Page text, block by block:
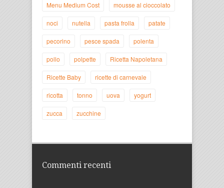
Menu Medium Cost mousse al cioccolato
noci nutella pasta frolla patate
pecorino pesce spada polenta
pollo polpette Ricetta Napoletana
Ricette Baby ricette di carnevale
ricotta tonno uova yogurt
zucca zucchine
Commenti recenti